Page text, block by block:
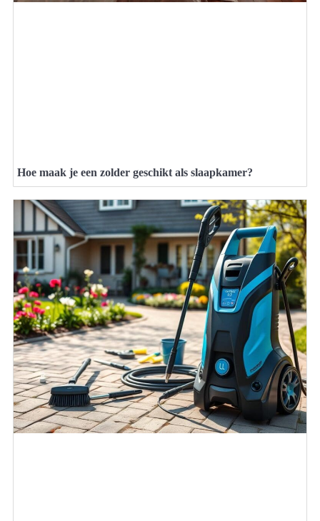
Hoe maak je een zolder geschikt als slaapkamer?